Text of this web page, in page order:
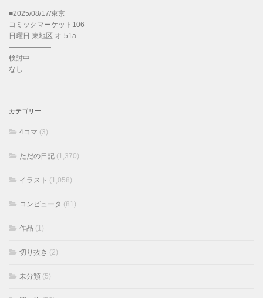
■2025/08/17/東京
コミックマーケット106
日曜日 東地区 オ-51a
——————
検討中
なし
カテゴリー
4コマ (3)
ただの日記 (1,370)
イラスト (1,058)
コンピュータ (81)
作品 (1)
切り抜き (2)
未分類 (5)